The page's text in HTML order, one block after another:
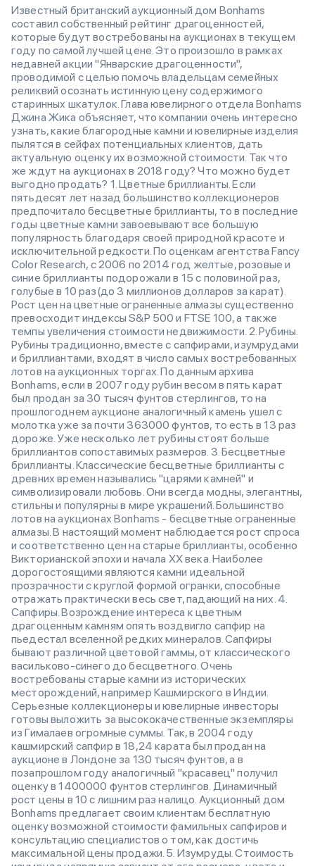
Известный британский аукционный дом Bonhams
составил собственный рейтинг драгоценностей,
которые будут востребованы на аукционах в текущем
году по самой лучшей цене. Это произошло в рамках
недавней акции "Январские драгоценности",
проводимой с целью помочь владельцам семейных
реликвий осознать истинную цену содержимого
старинных шкатулок. Глава ювелирного отдела Bonhams
Джина Жика объясняет, что компании очень интересно
узнать, какие благородные камни и ювелирные изделия
пылятся в сейфах потенциальных клиентов, дать
актуальную оценку их возможной стоимости. Так что
же ждут на аукционах в 2018 году? Что можно будет
выгодно продать? 1. Цветные бриллианты. Если
пятьдесят лет назад большинство коллекционеров
предпочитало бесцветные бриллианты, то в последние
годы цветные камни завоевывают все большую
популярность благодаря своей природной красоте и
исключительной редкости. По оценкам агентства Fancy
Color Research, с 2006 по 2014 год желтые, розовые и
синие бриллианты подорожали в 15 с половиной раз,
голубые в 10 раз(до 3 миллионов долларов за карат).
Рост цен на цветные ограненные алмазы существенно
превосходит индексы S&P 500 и FTSE 100, а также
темпы увеличения стоимости недвижимости. 2. Рубины.
Рубины традиционно, вместе с сапфирами, изумрудами
и бриллиантами, входят в число самых востребованных
лотов на аукционных торгах. По данным архива
Bonhams, если в 2007 году рубин весом в пять карат
был продан за 30 тысяч фунтов стерлингов, то на
прошлогоднем аукционе аналогичный камень ушел с
молотка уже за почти 363000 фунтов, то есть в 13 раз
дороже. Уже несколько лет рубины стоят больше
бриллиантов сопоставимых размеров. 3. Бесцветные
бриллианты. Классические бесцветные бриллианты с
древних времен назывались "царями камней" и
символизировали любовь. Они всегда модны, элегантны,
стильны и популярны в мире украшений. Большинство
лотов на аукционах Bonhams - бесцветные ограненные
алмазы. В настоящий момент наблюдается рост спроса
и соответственно цен на старые бриллианты, особенно
Викторианской эпохи и начала XX века. Наиболее
дорогостоящими являются камни идеальной
прозрачности с круглой формой огранки, способные
отражать практически весь свет, падающий на них. 4.
Сапфиры. Возрождение интереса к цветным
драгоценным камням опять воздвигло сапфир на
пьедестал вселенной редких минералов. Сапфиры
бывают различной цветовой гаммы, от классического
васильково-синего до бесцветного. Очень
востребованы старые камни из исторических
месторождений, например Кашмирского в Индии.
Серьезные коллекционеры и ювелирные инвесторы
готовы выложить за высококачественные экземпляры
из Гималаев огромные суммы. Так, в 2004 году
кашмирский сапфир в 18,24 карата был продан на
аукционе в Лондоне за 130 тысяч фунтов, а в
позапрошлом году аналогичный "красавец" получил
оценку в 1400000 фунтов стерлингов. Динамичный
рост цены в 10 с лишним раз налицо. Аукционный дом
Bonhams предлагает своим клиентам бесплатную
оценку возможной стоимости фамильных сапфиров и
консультацию специалистов о том, как достичь
максимальной цены продажи. 5. Изумруды. Стоимость